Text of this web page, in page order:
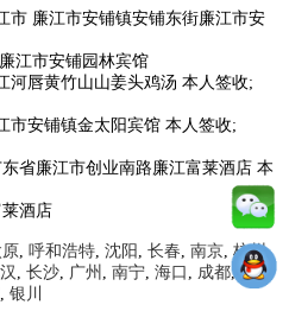
市 廉江市安铺镇安铺东街廉江市安
江市安铺园林宾馆
河唇黄竹山山姜头鸡汤 本人签收;
市安铺镇金太阳宾馆 本人签收;
省廉江市创业南路廉江富莱酒店 本
酒店
,呼和浩特,沈阳 ,长春,南京,杭州,
,长沙, 广州 ,南宁,海口 , 成都,贵
,银川